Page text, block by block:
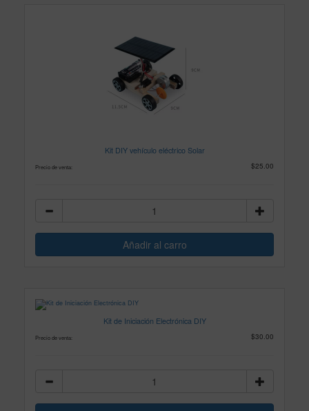
Kit DIY vehículo eléctrico Solar
Precio de venta: $25.00
Kit de Iniciación Electrónica DIY
Precio de venta: $30.00